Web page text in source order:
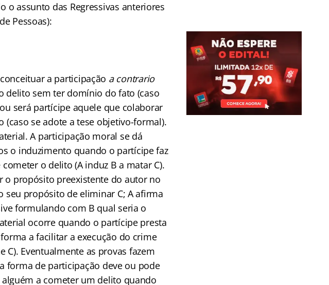
o assunto das Regressivas anteriores
Pessoas):
a participação a contrario
delito sem ter domínio do fato (caso
será partícipe aquele que colaborar
se adote a tese objetivo-formal).
A participação moral se dá
o induzimento quando o partícipe faz
o delito (A induz B a matar C).
o propósito preexistente do autor no
seu propósito de eliminar C; A afirma
formulando com B qual seria o
ocorre quando o partícipe presta
a facilitar a execução do crime
C). Eventualmente as provas fazem
forma de participação deve ou pode
a cometer um delito quando